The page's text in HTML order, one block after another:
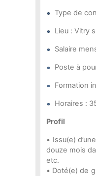
Type de
Lieu : Vitry
Salaire
Poste à
Formation
Horaires :
Profil
• Issu(e)
douze mois
etc.
• Doté(e) de